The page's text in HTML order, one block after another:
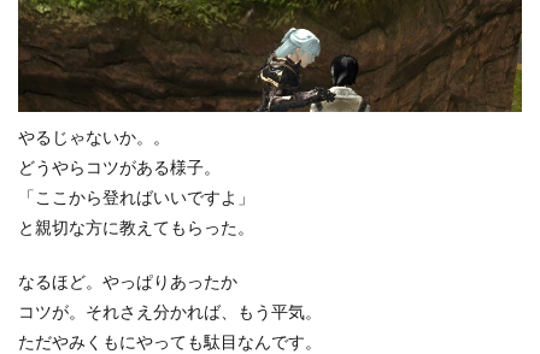
やるじゃないか。。
どうやらコツがある様子。
「ここから登ればいいですよ」
と親切な方に教えてもらった。
なるほど。やっぱりあったか
コツが。それさえ分かれば、もう平気。
ただやみくもにやっても駄目なんです。